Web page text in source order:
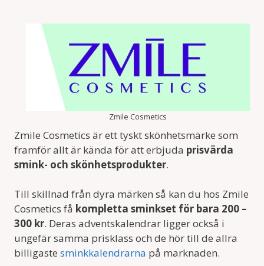
Zmile Cosmetics
Zmile Cosmetics är ett tyskt skönhetsmärke som
framför allt är kända för att erbjuda prisvärda
smink- och skönhetsprodukter.
Till skillnad från dyra märken så kan du hos Zmile
Cosmetics få kompletta sminkset för bara 200 –
300 kr. Deras adventskalendrar ligger också i
ungefär samma prisklass och de hör till de allra
billigaste sminkkalendrarna på marknaden.